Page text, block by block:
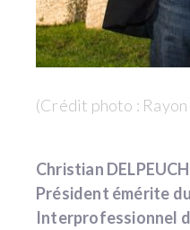
(Crédit photo :
Christian DELPEUCH
Président émérite
Interprofessionnel